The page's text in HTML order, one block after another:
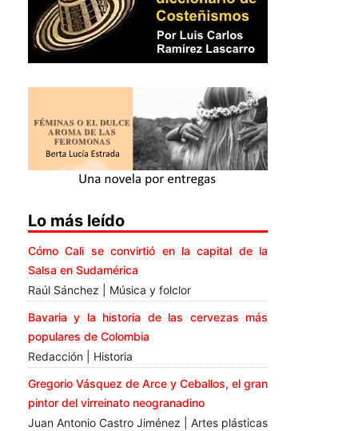
Lo más leído
Cómo Cali se convirtió en la capital de la
Salsa en Sudamérica
Raúl Sánchez | Música y folclor
Bavaria y la historia de las cervezas más
populares de Colombia
Redacción | Historia
Gregorio Vásquez de Arce y Ceballos, el gran
pintor del virreinato neogranadino
Juan Antonio Castro Jiménez | Artes plásticas